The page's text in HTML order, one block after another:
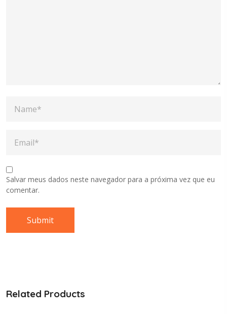
Salvar meus dados neste navegador para a próxima vez que eu
comentar.
Related Products